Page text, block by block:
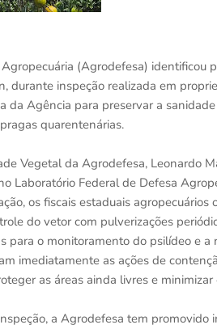
(Agrodefesa) identificou
durante inspeção realizada em
da Agência para preservar a
quarentenárias.
Vegetal da Agrodefesa, Leonardo
Laboratório Federal de Defesa
os fiscais estaduais
do vetor com pulverizações
para o monitoramento do psilídeo e a
imediatamente as ações de
as áreas ainda livres e
a Agrodefesa tem promovido